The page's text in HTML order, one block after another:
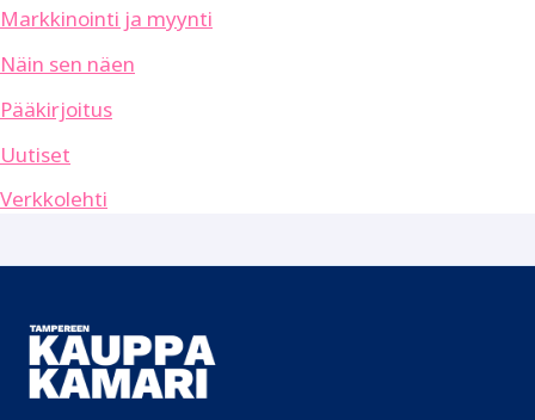
Markkinointi ja myynti
Näin sen näen
Pääkirjoitus
Uutiset
Verkkolehti